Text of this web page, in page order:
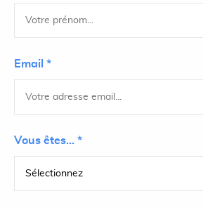
Email *
Vous êtes... *